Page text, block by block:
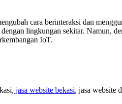
cara berinteraksi dan
lingkungan sekitar. Namun,
IoT.
jasa website bekasi, jasa website